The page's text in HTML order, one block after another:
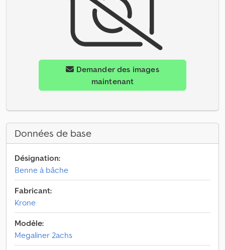
maintenant
Données de base
Désignation:
Benne à bâche
Fabricant:
Krone
Modèle:
Megaliner 2achs